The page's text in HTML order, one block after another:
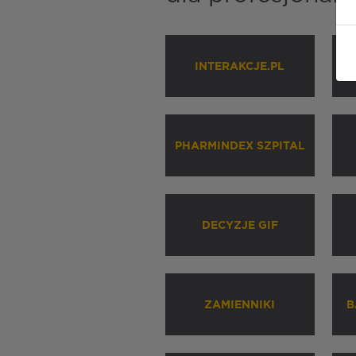
INTERAKCJE.PL
PHARMINDEX SZPITAL
DECYZJE GIF
ZAMIENNIKI